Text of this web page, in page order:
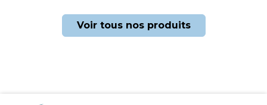
Voir tous nos produits